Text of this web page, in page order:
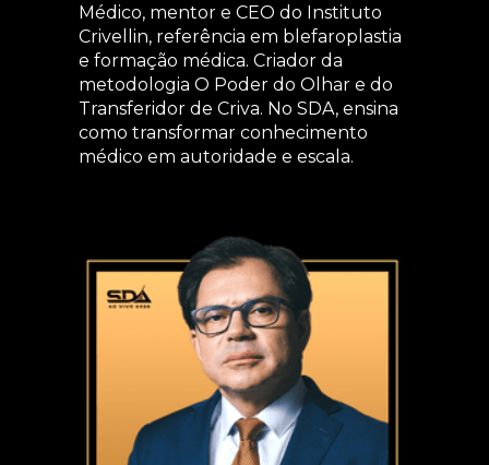
Médico, mentor e CEO do Instituto
Crivellin, referência em blefaroplastia
e formação médica. Criador da
metodologia O Poder do Olhar e do
Transferidor de Criva. No SDA, ensina
como transformar conhecimento
médico em autoridade e escala.